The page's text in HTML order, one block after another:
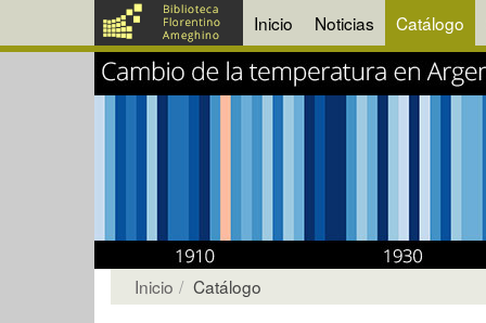
Inicio Noticias Catálogo
Inicio Catálogo